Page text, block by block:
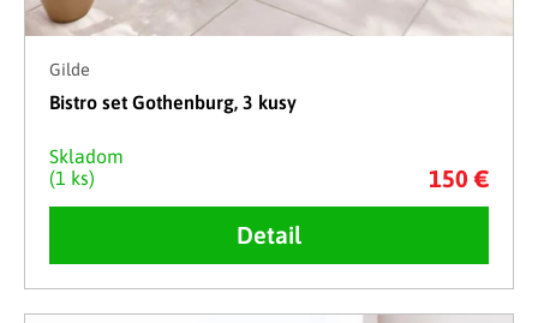
Gilde
Bistro set Gothenburg, 3 kusy
Skladom
(1 ks)
150 €
Detail